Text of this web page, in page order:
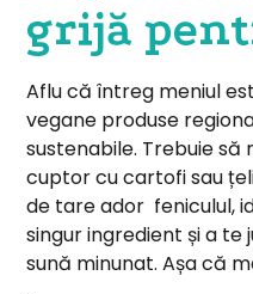
grijă
Aflu că întreg meniul
vegane produse
sustenabile. Trebuie
cuptor cu cartofi sau
de tare ador feniculul,
singur ingredient și a te
sună minunat. Așa că